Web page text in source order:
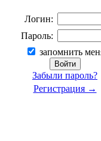
Логин:
Пароль:
запомнить
Забыли пароль?
Регистрация →